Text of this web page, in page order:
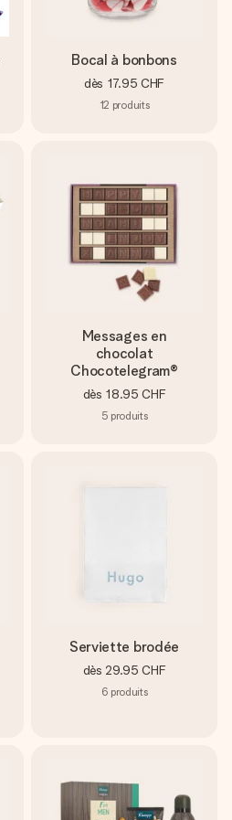
Bocal à bonbons
dès 17.95 CHF
12 produits
Messages en
chocolat
Chocotelegram®
dès 18.95 CHF
5 produits
Serviette brodée
dès 29.95 CHF
6 produits